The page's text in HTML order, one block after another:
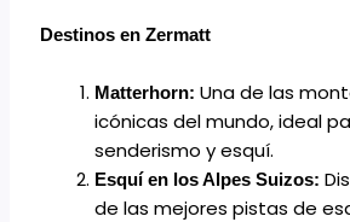
Destinos en Zermatt
Matterhorn: Una de las
icónicas del mundo, ideal
senderismo y esquí.
Esquí en los Alpes Suizos:
de las mejores pistas de